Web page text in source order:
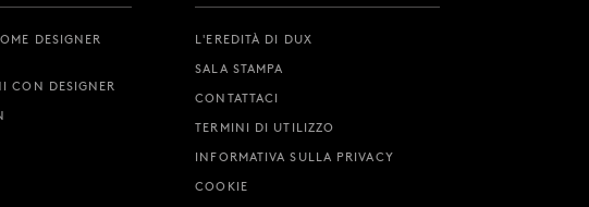
DESIGNER
CON DESIGNER
L'EREDITÀ DI DUX
SALA STAMPA
CONTATTACI
TERMINI DI UTILIZZO
INFORMATIVA SULLA PRIVACY
COOKIE